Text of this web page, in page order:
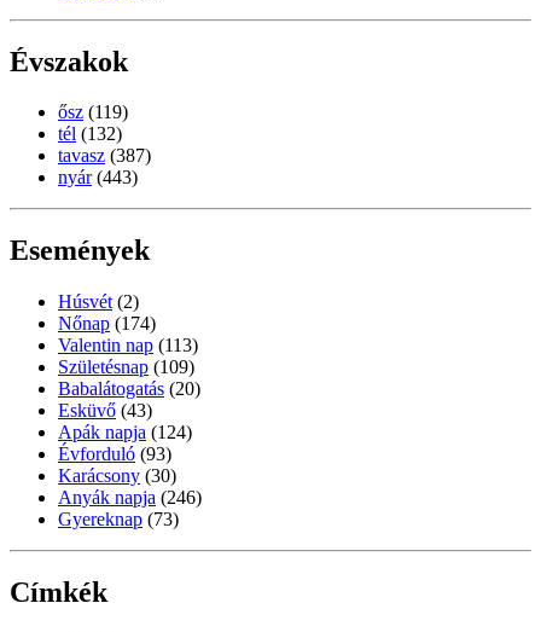
Évszakok
ősz (119)
tél (132)
tavasz (387)
nyár (443)
Események
Húsvét (2)
Nőnap (174)
Valentin nap (113)
Születésnap (109)
Babalátogatás (20)
Esküvő (43)
Apák napja (124)
Évforduló (93)
Karácsony (30)
Anyák napja (246)
Gyereknap (73)
Címkék